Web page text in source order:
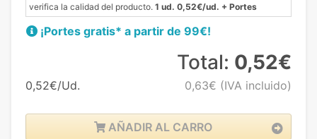
verifica la calidad del producto. 1 ud. 0,52€/ud. + Portes
¡Portes gratis* a partir de 99€!
0,52€/Ud.
Total: 0,52€
0,63€ (IVA incluido)
AÑADIR AL CARRO